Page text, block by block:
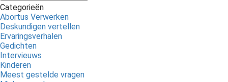
Categorieën
Abortus Verwerken
Deskundigen vertellen
Ervaringsverhalen
Gedichten
Intervieuws
Kinderen
Meest gestelde vragen